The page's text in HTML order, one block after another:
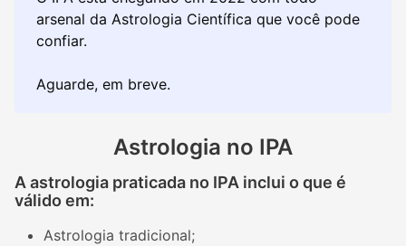
arsenal da Astrologia Científica que você pode
confiar.
Aguarde, em breve.
Astrologia no IPA
A astrologia praticada no IPA inclui o que é
válido em:
Astrologia tradicional;